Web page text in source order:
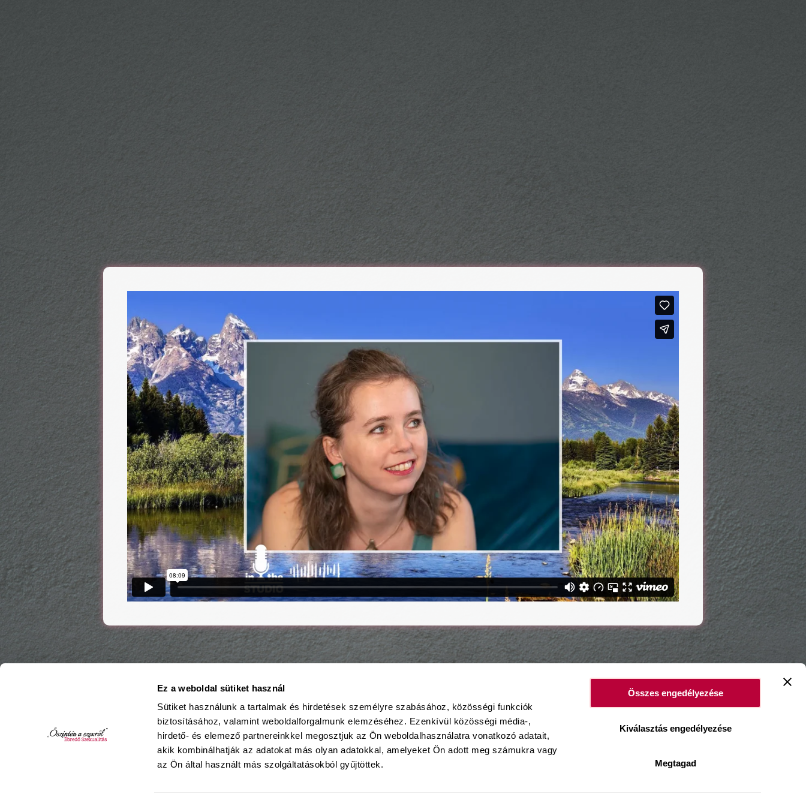
Ez a weboldal sütiket használ
Sütiket használunk a tartalmak és hirdetések személyre szabásához, közösségi funkciók
biztosításához, valamint weboldalforgalmunk elemzéséhez. Ezenkívül közösségi média-,
hirdető- és elemező partnereinkkel megosztjuk az Ön weboldalhasználatra vonatkozó adatait,
akik kombinálhatják az adatokat más olyan adatokkal, amelyeket Ön adott meg számukra vagy
az Ön által használt más szolgáltatásokból gyűjtöttek.
Összes engedélyezése
Kiválasztás engedélyezése
Megtagad